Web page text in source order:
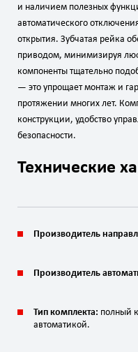
и наличием полезных
автоматического
открытия. Зубчатая рейка
приводом, минимизируя
компоненты тщательно
— это упрощает монтаж и
протяжении многих лет.
конструкции, удобство
безопасности.
Технические
Производитель
Производитель
Тип комплекта: полный
автоматикой.